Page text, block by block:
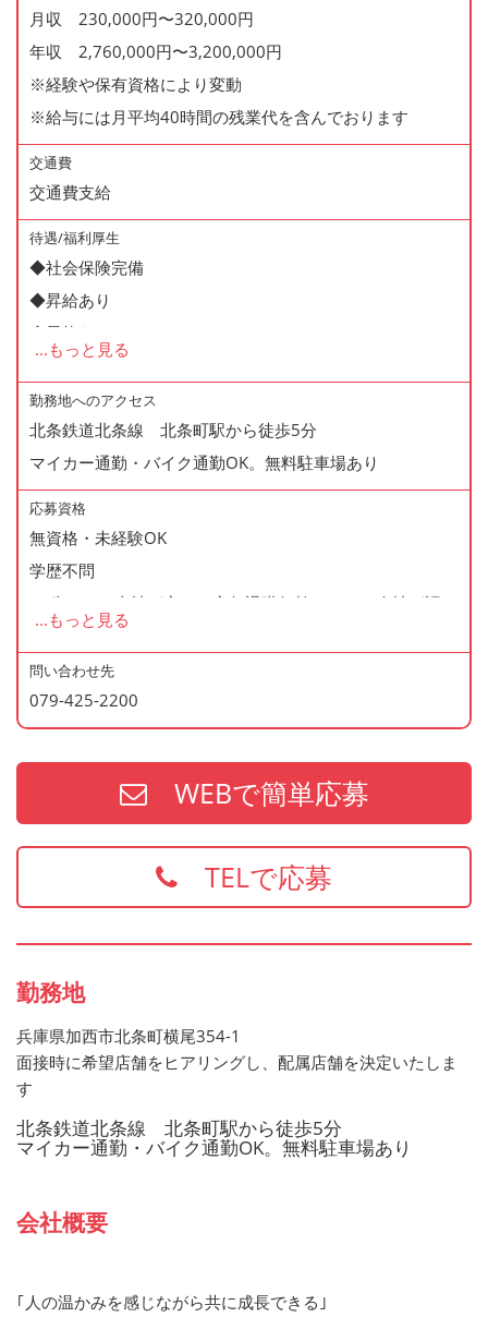
月収 230,000円〜320,000円
年収 2,760,000円〜3,200,000円
※経験や保有資格により変動
※給与には月平均40時間の残業代を含んでおります
交通費
交通費支給
待遇/福利厚生
◆社会保険完備
◆昇給あり
◆昇格あり
◆正社員登用制度あり
◆寸志あり
◆有給休暇あり
◆産休・育休あり
◆交通費支給
◆資格支援制度あり
◆マイカー通勤・バイク通勤OK
◆無料駐車場あり
◆まかない制度あり（1日1食・無料）
◆社内の表彰制度あり
◆再雇用制度あり
◆制服貸与
... もっと見る
勤務地へのアクセス
北条鉄道北条線 北条町駅から徒歩5分
マイカー通勤・バイク通勤OK。無料駐車場あり
応募資格
無資格・未経験OK
学歴不問
60歳まで（当社が定める定年退職年齢のため・会社が認め
た場合はこの限りではありません）
＜歓迎資格＞
・2年以上の勤務経験がある方
・調理師免許
※上記の資格、経験をお持ちの方は給与面などを優遇いた
... もっと見る
問い合わせ先
079-425-2200
WEBで簡単応募
TELで応募
勤務地
兵庫県加西市北条町横尾354-1
面接時に希望店舗をヒアリングし、配属店舗を決定いたしま
す
北条鉄道北条線 北条町駅から徒歩5分
マイカー通勤・バイク通勤OK。無料駐車場あり
会社概要
｢人の温かみを感じながら共に成長できる｣